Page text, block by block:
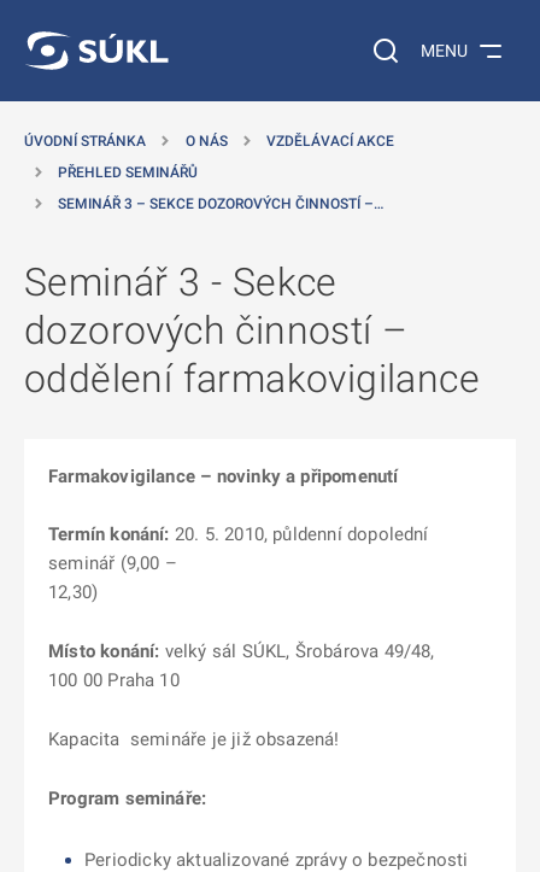
Vyhledávání na
MENU
ÚVODNÍ STRÁNKA O NÁS
VZDĚLÁVACÍ AKCE
PŘEHLED SEMINÁŘŮ
SEMINÁŘ 3 – SEKCE DOZOROVÝCH ČINNOSTÍ –…
Seminář 3 - Sekce
dozorových činností –
oddělení farmakovigilance
Farmakovigilance – novinky a připomenutí
Termín konání: 20. 5. 2010, půldenní dopolední
seminář (9,00 –
12,30)
Místo konání: velký sál SÚKL, Šrobárova 49/48,
100 00 Praha 10
Kapacita semináře je již obsazená!
Program semináře:
Periodicky aktualizované zprávy o bezpečnosti